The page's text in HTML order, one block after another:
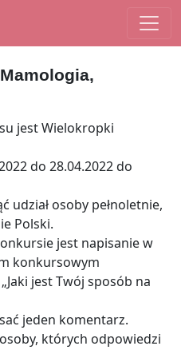
jest Wielokropki
do 28.04.2022 do
udział osoby pełnoletnie,
Polski.
jest napisanie w
konkursowym
jest Twój sposób na
jeden komentarz.
których odpowiedzi